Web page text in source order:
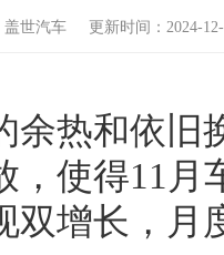
盖世汽车 更新时间：2024-
余热和依旧
，使得11月
双增长，月